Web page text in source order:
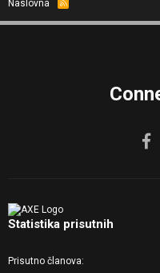
Naslovna
R
S
Statistika prisutnih
Prisutno članova